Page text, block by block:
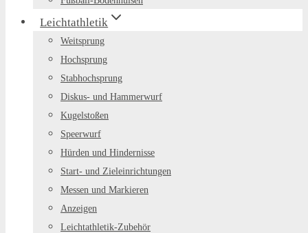
Leichtathletik
Weitsprung
Hochsprung
Stabhochsprung
Diskus- und Hammerwurf
Kugelstoßen
Speerwurf
Hürden und Hindernisse
Start- und Zieleinrichtungen
Messen und Markieren
Anzeigen
Leichtathletik-Zubehör